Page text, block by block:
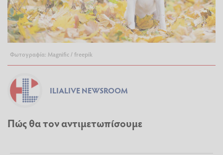
Φωτογραφία: Magnific / freepik
ILIALIVE NEWSROOM
Πώς θα τον αντιμετωπίσουμε